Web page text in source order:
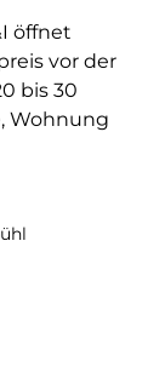
öffnet
vor der
bis 30
Wohnung